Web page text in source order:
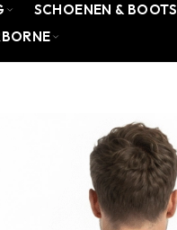
SCHOENEN & BOOTS